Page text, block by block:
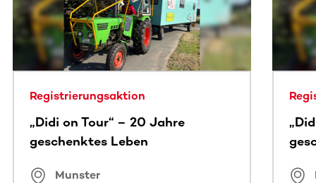
Registrierungsaktion
„Didi on Tour“ – 20 Jahre
geschenktes Leben
Munster